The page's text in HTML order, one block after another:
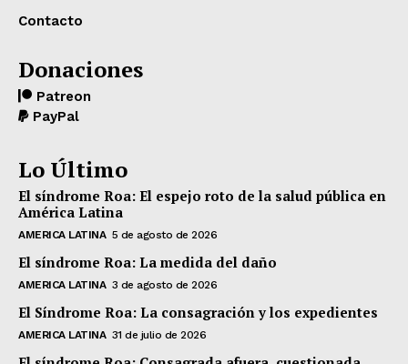
Contacto
Donaciones
Patreon
PayPal
Lo Último
El síndrome Roa: El espejo roto de la salud pública en
América Latina
AMERICA LATINA 5 de agosto de 2026
El síndrome Roa: La medida del daño
AMERICA LATINA 3 de agosto de 2026
El Síndrome Roa: La consagración y los expedientes
AMERICA LATINA 31 de julio de 2026